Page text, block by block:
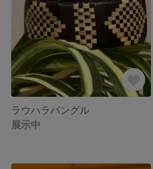
ラウハラバングル
展示中